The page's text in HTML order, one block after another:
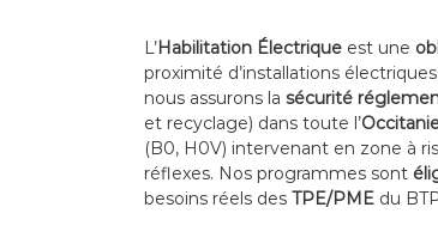
e
n
t
r
e
p
r
L’Habilitation Électrique est une
proximité d’installations
nous assurons la sécurité
et recyclage) dans toute l’
(B0, H0V) intervenant en zone à
réflexes. Nos programmes sont
besoins réels des TPE/PME du